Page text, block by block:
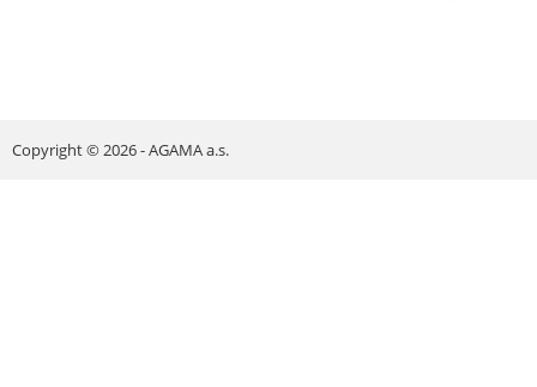
Copyright © 2026 - AGAMA a.s.